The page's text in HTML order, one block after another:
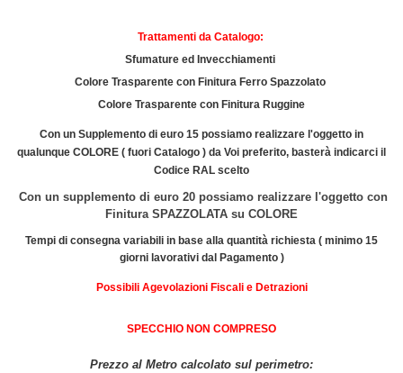
Trattamenti da Catalogo:
Sfumature ed Invecchiamenti
Colore Trasparente con Finitura Ferro Spazzolato
Colore Trasparente con Finitura Ruggine
Con un Supplemento di euro 15 possiamo realizzare l'oggetto in
qualunque COLORE ( fuori Catalogo ) da Voi preferito, basterà indicarci il
Codice RAL scelto
Con un supplemento di euro 20 possiamo realizzare l'oggetto con
Finitura SPAZZOLATA su COLORE
Tempi di consegna variabili in base alla quantità richiesta ( minimo 15
giorni lavorativi dal Pagamento )
Possibili Agevolazioni Fiscali e Detrazioni
SPECCHIO NON COMPRESO
Prezzo al Metro calcolato sul perimetro: